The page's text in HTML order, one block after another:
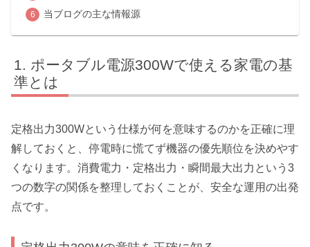
当ブログの主な情報源
ポータブル電源300Wで使える家電の基
準とは
定格出力300Wという仕様が何を意味するのかを正確に理
解しておくと、停電時に慌てず機器の優先順位を決めやす
くなります。消費電力・定格出力・瞬間最大出力という3
つの数字の関係を整理しておくことが、安全な運用の出発
点です。